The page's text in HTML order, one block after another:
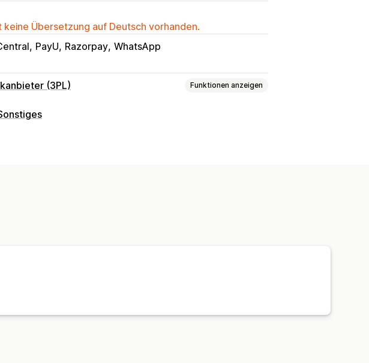
keine Übersetzung auf Deutsch vorhanden.
PayU Razorpay WhatsApp
(3PL) Funktionen anzeigen